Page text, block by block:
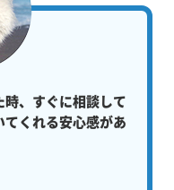
時、すぐに相談して
てくれる安心感があ